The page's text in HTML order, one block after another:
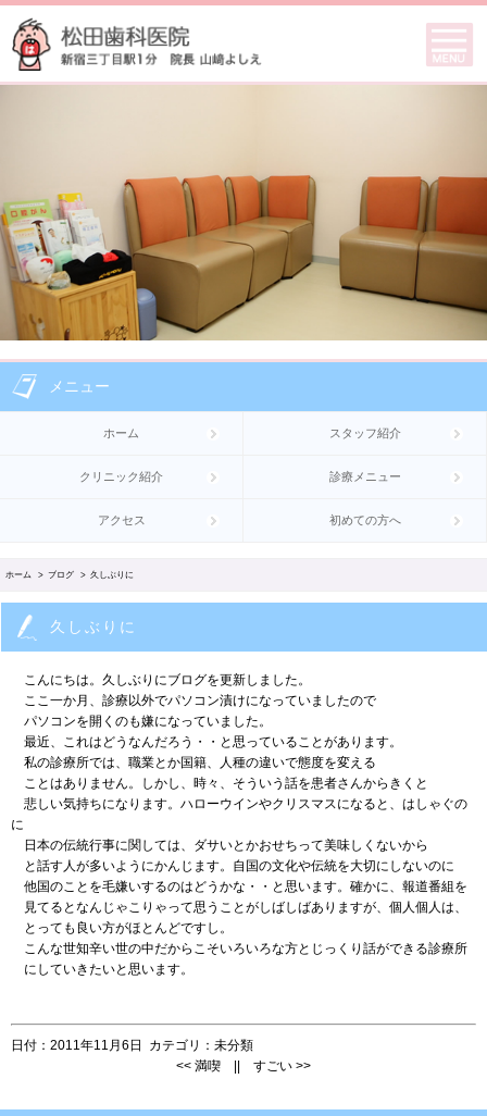
メニュー
ホーム
クリニック紹介
アクセス
スタッフ紹介
診療メニュー
初めての方へ
ホーム > ブログ > 久しぶりに
久しぶりに
こんにちは。久しぶりにブログを更新しました。
ここ一か月、診療以外でパソコン漬けになっていましたので
パソコンを開くのも嫌になっていました。
最近、これはどうなんだろう・・と思っていることがあります。
私の診療所では、職業とか国籍、人種の違いで態度を変える
ことはありません。しかし、時々、そういう話を患者さんからきくと
悲しい気持ちになります。ハローウインやクリスマスになると、はしゃぐの
に
日本の伝統行事に関しては、ダサいとかおせちって美味しくないから
と話す人が多いようにかんじます。自国の文化や伝統を大切にしないのに
他国のことを毛嫌いするのはどうかな・・と思います。確かに、報道番組を
見てるとなんじゃこりゃって思うことがしばしばありますが、個人個人は、
とっても良い方がほとんどですし。
こんな世知辛い世の中だからこそいろいろな方とじっくり話ができる診療所
にしていきたいと思います。
日付： 2011年11月6日 カテゴリ： 未分類
<< 満喫 すごい >>